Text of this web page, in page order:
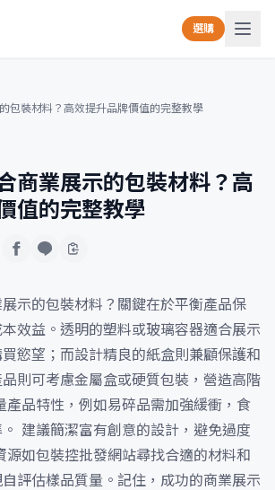
選購
包裝材料？高效提升品牌價值的完整教學
商業展示的包裝材料？高
值的完整教學
示的包裝材料？關鍵在於平衡產品保
效益。透明的塑料或玻璃容器適合展示
慾望；而設計精良的紙盒則兼顧保護和
則可考慮金屬盒或硬質包裝，營造高階
產品特性，例如易碎品需加強緩衝，食
建議簡潔富有創意的設計，避免過度
源如包裝控批發網站尋找合適的材料和
評估樣品質量。記住，成功的商業展示